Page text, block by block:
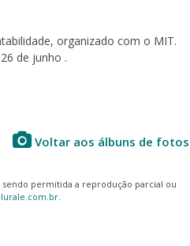
organizado com o MIT.
de junho .
Voltar aos álbuns de fotos
permitida a reprodução parcial ou